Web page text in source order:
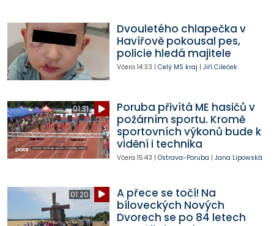
Dvouletého chlapečka v
Havířově pokousal pes,
policie hledá majitele
Včera 14:33 | Celý MS kraj | Jiří Cileček
01:31
Poruba přivítá ME hasičů v
požárním sportu. Kromě
sportovních výkonů bude k
vidění i technika
Včera 15:43 | Ostrava-Poruba | Jana Lipowská
01:20
A přece se točí! Na
bíloveckých Nových
Dvorech se po 84 letech